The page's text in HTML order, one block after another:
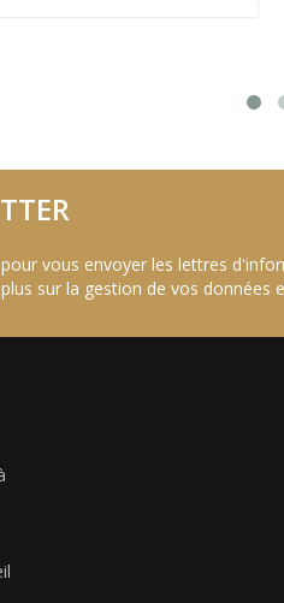
vous envoyer les lettres
sur la gestion de vos données